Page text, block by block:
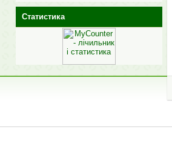
Статистика